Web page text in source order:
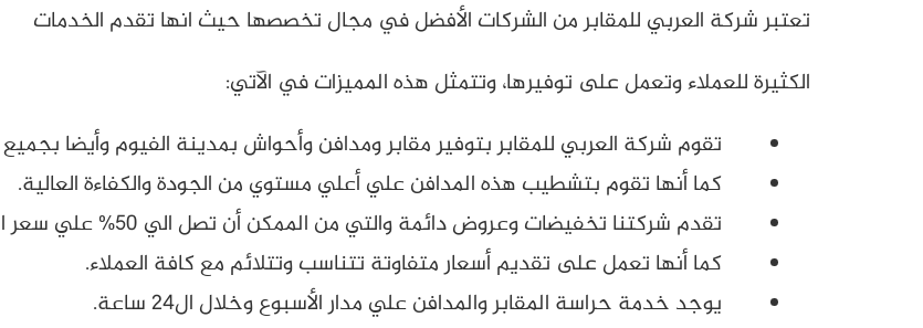
تعتبر شركة العربي للمقابر من الشركات الأفضل في مجال تخصصها حيث انها تقدم الخدمات
الكثيرة للعملاء وتعمل على توفيرها، وتتمثل هذه المميزات في الآتي:
تقوم شركة العربي للمقابر بتوفير مقابر ومدافن وأحواش بمدينة الفيوم وأيضا
كما أنها تقوم بتشطيب هذه المدافن علي أعلي مستوي من الجودة والكفاءة العالية.
تقدم شركتنا تخفيضات وعروض دائمة والتي من الممكن أن تصل الي 50% علي سعر المقبرة.
كما أنها تعمل على تقديم أسعار متفاوتة تتناسب وتتلائم مع كافة العملاء.
يوجد خدمة حراسة المقابر والمدافن علي مدار الأسبوع وخلال ال24 ساعة.